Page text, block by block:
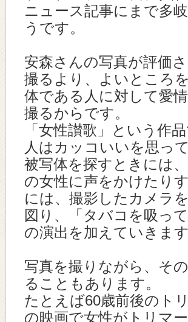
ニュース記事にまで多
うです。
安森さんの写真が評価
撮るより、よいところ
体である人に対して愛
撮るからです。
「女性讃歌」という作
人はカッコいいを思っ
被写体を探すときには
の女性に声をかけたり
には、撮影したカメラ
図り、「タバコを吸っ
の演出を加えていきます
写真を撮りながら、そ
ることもあります。
たとえば60歳前後のト
の映画で女性がトリマ